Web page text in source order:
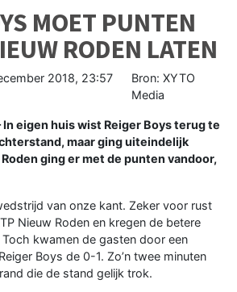
MOET PUNTEN
RODEN LATEN
2018, 23:57
Bron: XYTO
Media
In eigen huis wist Reiger Boys terug te
maar ging uiteindelijk
ging er met de punten vandoor,
van onze kant. Zeker voor rust
Nieuw Roden en kregen de betere
Toch kwamen de gasten door een
Boys de 0-1. Zo’n twee minuten
die de stand gelijk trok.